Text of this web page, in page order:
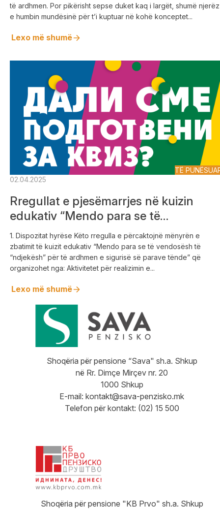
të ardhmen. Por pikërisht sepse duket kaq i largët, shumë njerëz
e humbin mundësinë për t’i kuptuar në kohë konceptet...
Lexo më shumë
TË
02.04.2025
Rregullat e pjesëmarrjes në kuizin
edukativ “Mendo para se të
vendosësh të “ndjekësh” për të
ardhmen e sigurisë së parave tënde”
1. Dispozitat hyrëse Këto rregulla e përcaktojnë mënyrën e
zbatimit të kuizit edukativ “Mendo para se të vendosësh të
“ndjekësh” për të ardhmen e sigurisë së parave tënde” që
organizohet nga: Aktivitetet për realizimin e...
Lexo më shumë
Shoqëria për pensione “Sava" sh.a. Shkup
në Rr. Dimçe Mirçev nr. 20
1000 Shkup
E-mail: kontakt@sava-penzisko.mk
Telefon për kontakt: (02) 15 500
Shoqëria për pensione "KB Prvo" sh.a. Shkup